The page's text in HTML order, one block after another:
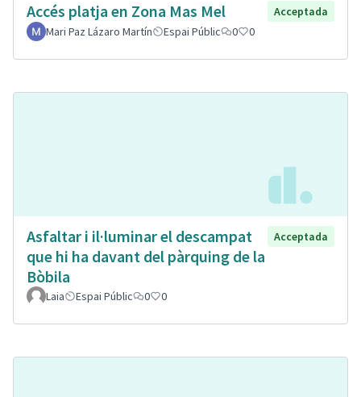
Accés platja en Zona Mas Mel
Acceptada
Mari Paz Lázaro Martín
Espai Públic 0 0
Asfaltar i il·luminar el descampat
que hi ha davant del pàrquing de la
Bòbila
Acceptada
Laia Espai Públic 0 0